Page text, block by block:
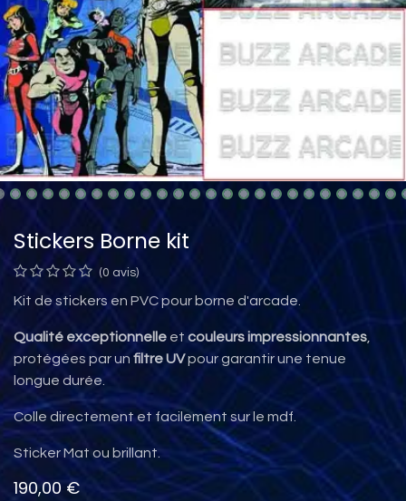
Stickers Borne kit
(0 avis)
Kit de stickers en PVC pour borne d'arcade.
Qualité exceptionnelle et couleurs impressionnantes
protégées par un filtre UVpour garantir une tenue
longue durée.
Colle directement et facilement sur le mdf.
Sticker Mat ou brillant.
190,00€